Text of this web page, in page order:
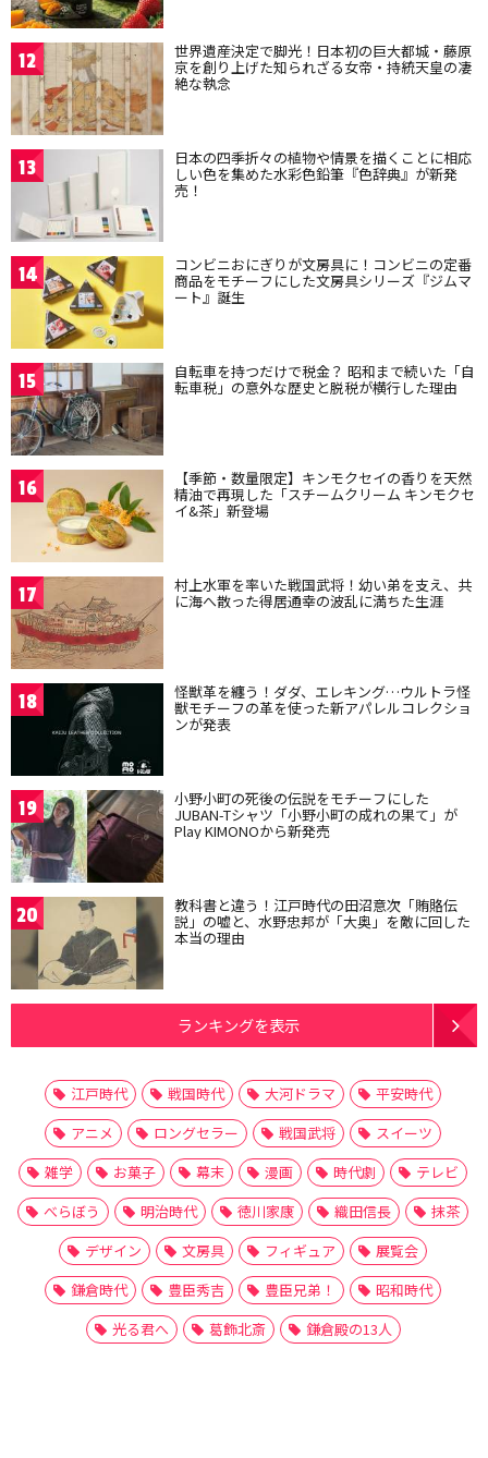
12 世界遺産決定で脚光！日本初の巨大都城・藤原
京を創り上げた知られざる女帝・持統天皇の凄
絶な執念
13 日本の四季折々の植物や情景を描くことに相応
しい色を集めた水彩色鉛筆『色辞典』が新発
売！
14 コンビニおにぎりが文房具に！コンビニの定番
商品をモチーフにした文房具シリーズ『ジムマ
ート』誕生
15 自転車を持つだけで税金？ 昭和まで続いた「自
転車税」の意外な歴史と脱税が横行した理由
16 【季節・数量限定】キンモクセイの香りを天然
精油で再現した「スチームクリーム キンモクセ
イ&茶」新登場
17 村上水軍を率いた戦国武将！幼い弟を支え、共
に海へ散った得居通幸の波乱に満ちた生涯
18 怪獣革を纏う！ダダ、エレキング…ウルトラ怪
獣モチーフの革を使った新アパレルコレクショ
ンが発表
19 小野小町の死後の伝説をモチーフにした
JUBAN-Tシャツ「小野小町の成れの果て」が
Play KIMONOから新発売
20 教科書と違う！江戸時代の田沼意次「賄賂伝
説」の嘘と、水野忠邦が「大奥」を敵に回した
本当の理由
ランキングを表示
江戸時代 戦国時代 大河ドラマ
平安時代
アニメ
ロングセラー 戦国武将
スイーツ
雑学
お菓子 幕末 漫画 時代劇
テレビ
べらぼう
明治時代 徳川家康 織田信長
抹茶
デザイン
文房具 フィギュア
展覧会
鎌倉時代
豊臣秀吉 豊臣兄弟！
昭和時代
光る君へ
葛飾北斎 鎌倉殿の13人